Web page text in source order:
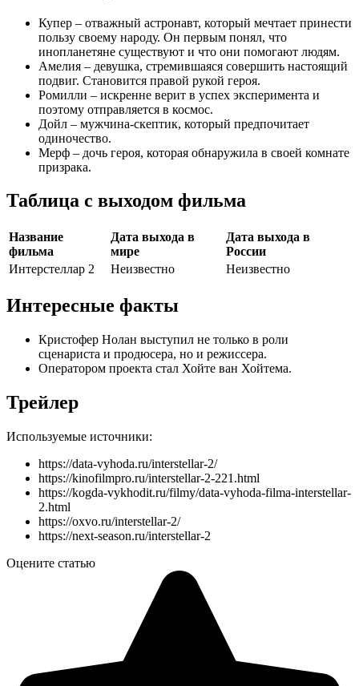
Купер – отважный астронавт, который мечтает принести
пользу своему народу. Он первым понял, что
инопланетяне существуют и что они помогают людям.
Амелия – девушка, стремившаяся совершить настоящий
подвиг. Становится правой рукой героя.
Ромилли – искренне верит в успех эксперимента и
поэтому отправляется в космос.
Дойл – мужчина-скептик, который предпочитает
одиночество.
Мерф – дочь героя, которая обнаружила в своей комнате
призрака.
Таблица с выходом фильма
Название
фильма
Дата выхода в
мире
Дата выхода в
России
Интерстеллар 2
Неизвестно Неизвестно
Интересные факты
Кристофер Нолан выступил не только в роли
сценариста и продюсера, но и режиссера.
Оператором проекта стал Хойте ван Хойтема.
Трейлер
Используемые источники:
https://data-vyhoda.ru/interstellar-2/
https://kinofilmpro.ru/interstellar-2-221.html
https://kogda-vykhodit.ru/filmy/data-vyhoda-filma-interstellar-
2.html
https://oxvo.ru/interstellar-2/
https://next-season.ru/interstellar-2
Оцените статью